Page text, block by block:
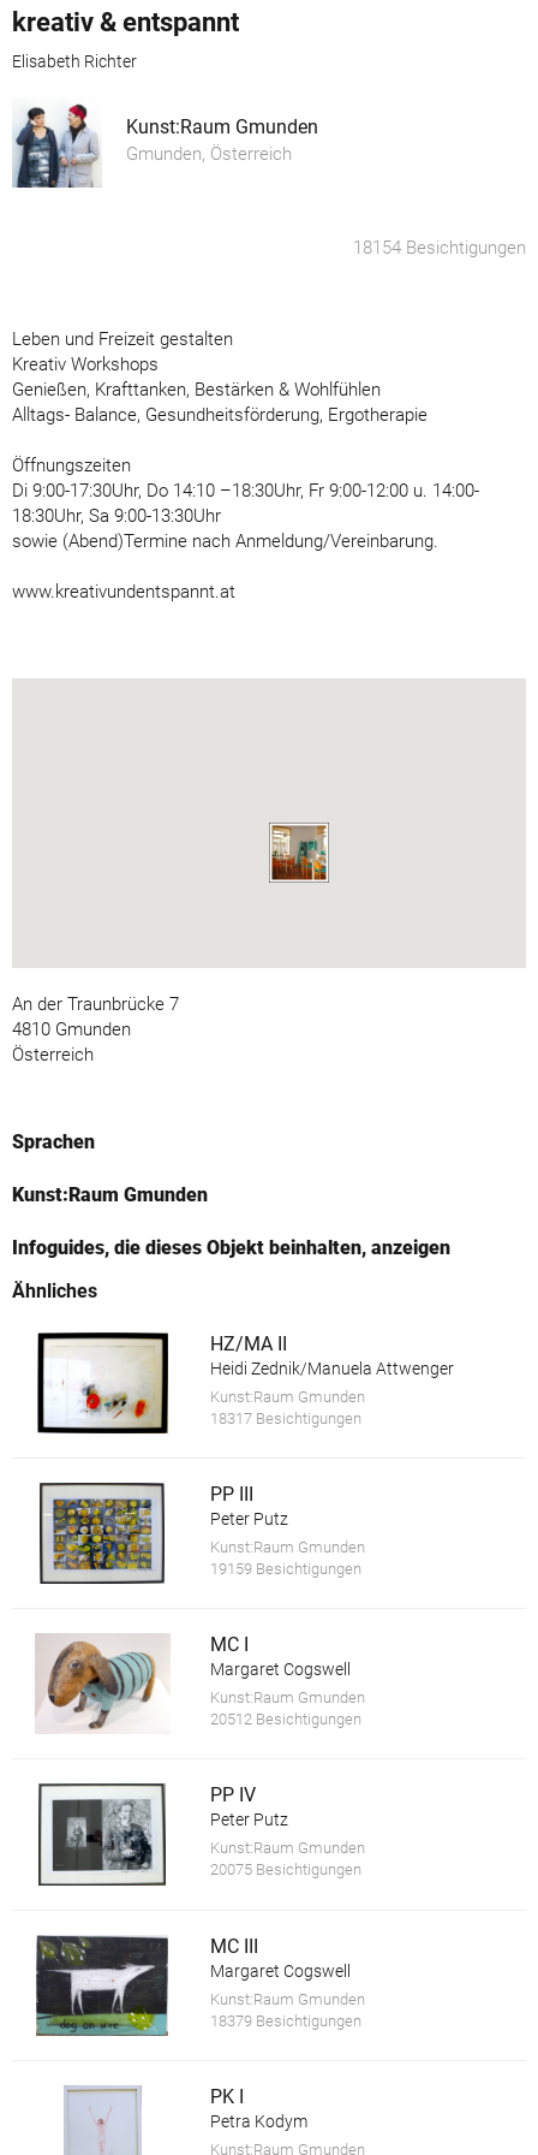
kreativ & entspannt
Elisabeth Richter
Kunst:Raum Gmunden
Gmunden, Österreich
18154 Besichtigungen
Leben und Freizeit gestalten
Kreativ Workshops
Genießen, Krafttanken, Bestärken & Wohlfühlen
Alltags- Balance, Gesundheitsförderung, Ergotherapie
Öffnungszeiten
Di 9:00-17:30Uhr, Do 14:10 –18:30Uhr, Fr 9:00-12:00 u. 14:00-
18:30Uhr, Sa 9:00-13:30Uhr
sowie (Abend)Termine nach Anmeldung/Vereinbarung.
www.kreativundentspannt.at
An der Traunbrücke 7
4810 Gmunden
Österreich
Sprachen
Kunst:Raum Gmunden
Infoguides, die dieses Objekt beinhalten, anzeigen
Ähnliches
HZ/MA II
Heidi Zednik/Manuela Attwenger
Kunst:Raum Gmunden
18317 Besichtigungen
PP III
Peter Putz
Kunst:Raum Gmunden
19159 Besichtigungen
MC I
Margaret Cogswell
Kunst:Raum Gmunden
20512 Besichtigungen
PP IV
Peter Putz
Kunst:Raum Gmunden
20075 Besichtigungen
MC III
Margaret Cogswell
Kunst:Raum Gmunden
18379 Besichtigungen
PK I
Petra Kodym
Kunst:Raum Gmunden